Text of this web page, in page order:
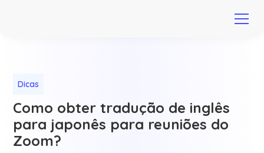
Dicas
Como obter tradução de inglês
para japonês para reuniões do
Zoom?